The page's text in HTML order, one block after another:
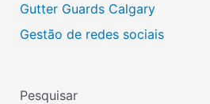
Gutter Guards Calgary
Gestão de redes sociais
Pesquisar